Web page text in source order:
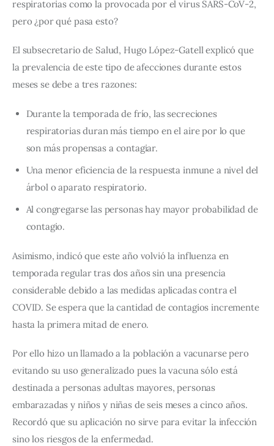
respiratorias como la provocada por el virus SARS-CoV-2,
pero ¿por qué pasa esto?
El subsecretario de Salud, Hugo López-Gatell explicó que
la prevalencia de este tipo de afecciones durante estos
meses se debe a tres razones:
Durante la temporada de frío, las secreciones
respiratorias duran más tiempo en el aire por lo que
son más propensas a contagiar.
Una menor eficiencia de la respuesta inmune a nivel del
árbol o aparato respiratorio.
Al congregarse las personas hay mayor probabilidad de
contagio.
Asimismo, indicó que este año volvió la influenza en
temporada regular tras dos años sin una presencia
considerable debido a las medidas aplicadas contra el
COVID. Se espera que la cantidad de contagios incremente
hasta la primera mitad de enero.
Por ello hizo un llamado a la población a vacunarse pero
evitando su uso generalizado pues la vacuna sólo está
destinada a personas adultas mayores, personas
embarazadas y niños y niñas de seis meses a cinco años.
Recordó que su aplicación no sirve para evitar la infección
sino los riesgos de la enfermedad.